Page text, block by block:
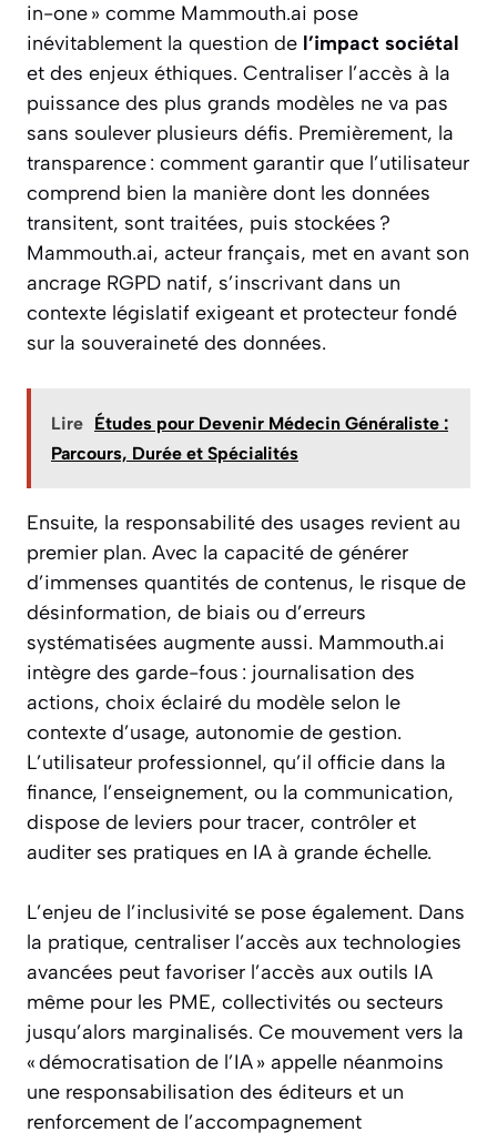
in-one » comme Mammouth.ai pose
inévitablement la question de l’impact sociétal
et des enjeux éthiques. Centraliser l’accès à la
puissance des plus grands modèles ne va pas
sans soulever plusieurs défis. Premièrement, la
transparence : comment garantir que l’utilisateur
comprend bien la manière dont les données
transitent, sont traitées, puis stockées ?
Mammouth.ai, acteur français, met en avant son
ancrage RGPD natif, s’inscrivant dans un
contexte législatif exigeant et protecteur fondé
sur la souveraineté des données.
Lire Études pour Devenir Médecin Généraliste :
Parcours, Durée et Spécialités
Ensuite, la responsabilité des usages revient au
premier plan. Avec la capacité de générer
d’immenses quantités de contenus, le risque de
désinformation, de biais ou d’erreurs
systématisées augmente aussi. Mammouth.ai
intègre des garde-fous : journalisation des
actions, choix éclairé du modèle selon le
contexte d’usage, autonomie de gestion.
L’utilisateur professionnel, qu’il officie dans la
finance, l’enseignement, ou la communication,
dispose de leviers pour tracer, contrôler et
auditer ses pratiques en IA à grande échelle.
L’enjeu de l’inclusivité se pose également. Dans
la pratique, centraliser l’accès aux technologies
avancées peut favoriser l’accès aux outils IA
même pour les PME, collectivités ou secteurs
jusqu’alors marginalisés. Ce mouvement vers la
« démocratisation de l’IA » appelle néanmoins
une responsabilisation des éditeurs et un
renforcement de l’accompagnement